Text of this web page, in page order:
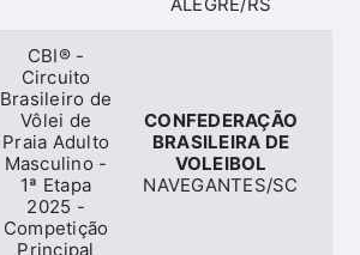
CBI® -
Circuito
Brasileiro de
Vôlei de
Praia Adulto
Masculino -
1ª Etapa
2025 -
Competição
Principal
CONFEDERAÇÃO
BRASILEIRA DE
VOLEIBOL
NAVEGANTES/SC